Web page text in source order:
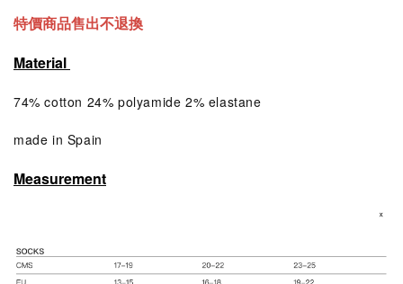
特價商品售出不退換
Material
74% cotton 24% polyamide 2% elastane
made in Spain
Measurement